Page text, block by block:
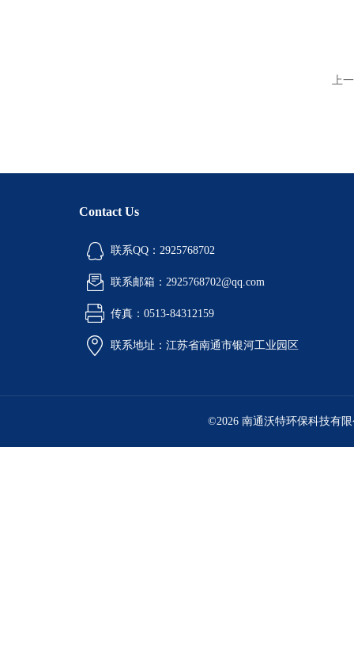
上
Contact Us
联系QQ：2925768702
联系邮箱：2925768702@qq.com
传真：0513-84312159
联系地址：江苏省南通市银河工业园区
©2026 南通沃特环保科技有